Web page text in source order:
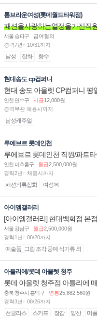
톰브라운여성(롯데월드타워점)
패션을사랑하는열정을가진직
서울 송파구
급여협의
경력7년↑ 10/31까지
남성 잡화 향수
현대송도 cp컴퍼니
현대 송도 아울렛 CP컴퍼니 평
인천 연수구 시급12,000원
경력무관 채용시까지
남성캐주얼
루에브르 롯데인천
루에브르 롯데인천 직원/파트
인천 미추홀구 월급2,500,000원
경력2년↑ 채용시까지
패션의류잡화 여성복
아이엠갤러리
[아이엠갤러리] 현대백화점 본
서울 강남구 월급2,500,000원
경력1년↑ 08/20까지
예술품_그림 조각 공예 식기류 외
아틀리에/롯데 아울렛 청주
롯데 아울렛 청주점 아틀리에
충북 청주시 흥덕구 연봉25,882,560원
경력3년↑ 08/26까지
선글라스 스카프 장갑 양산 머